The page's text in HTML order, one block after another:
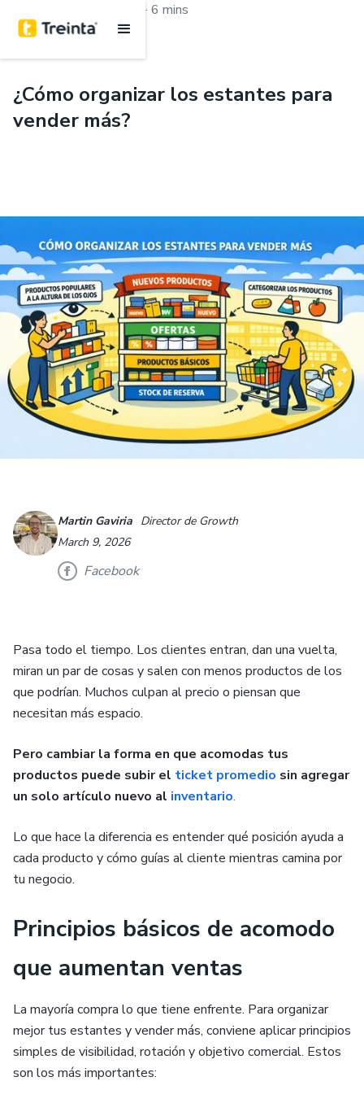
. 6 mins
¿Cómo organizar los estantes para
vender más?
Martin Gaviria Director de Growth
March 9, 2026
Facebook
Pasa todo el tiempo. Los clientes entran, dan una vuelta,
miran un par de cosas y salen con menos productos de los
que podrían. Muchos culpan al precio o piensan que
necesitan más espacio.
Pero cambiar la forma en que acomodas tus
productos puede subir el ticket promedio sin agregar
un solo artículo nuevo al inventario.
Lo que hace la diferencia es entender qué posición ayuda a
cada producto y cómo guías al cliente mientras camina por
tu negocio.
Principios básicos de acomodo
que aumentan ventas
La mayoría compra lo que tiene enfrente. Para organizar
mejor tus estantes y vender más, conviene aplicar principios
simples de visibilidad, rotación y objetivo comercial. Estos
son los más importantes: